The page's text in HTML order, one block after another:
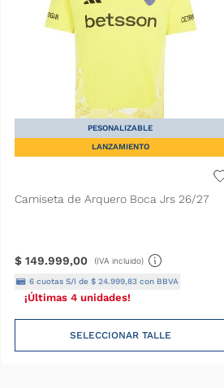
LANZAMIENTO
PESONALIZABLE
Camiseta de Arquero Boca Jrs 26/27
$ 149.999,00 (IVA incluido)
6cuotas S/I de $ 24.999,83con BBVA
¡Últimas 4 unidades!
SELECCIONAR TALLE